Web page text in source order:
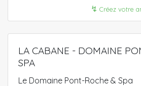
↯ Créez votre
LA CABANE - DOMAINE
SPA
Le Domaine Pont-Roche & Spa